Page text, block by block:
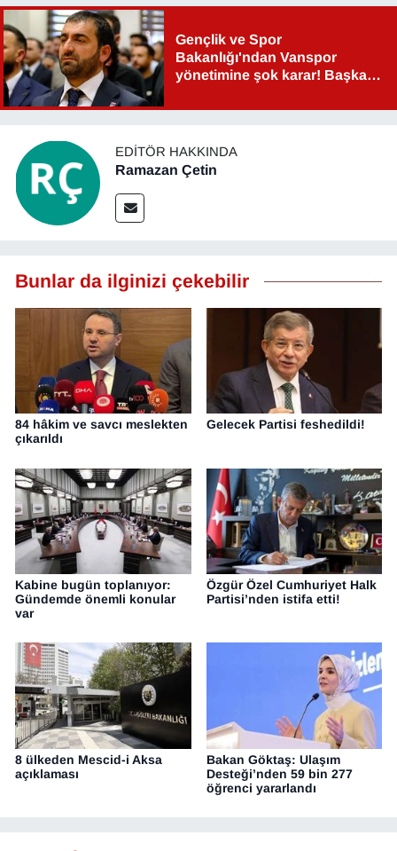
Gençlik ve Spor
Bakanlığı'ndan Vanspor
yönetimine şok karar! Başkan
EDITÖR HAKKINDA
Ramazan Çetin
Bunlar da ilginizi çekebilir
84 hâkim ve savcı meslekten
çıkarıldı
Gelecek Partisi feshedildi!
Kabine bugün toplanıyor:
Gündemde önemli konular
var
Özgür Özel Cumhuriyet Halk
Partisi’nden istifa etti!
8 ülkeden Mescid-i Aksa
açıklaması
Bakan Göktaş: Ulaşım
Desteği’nden 59 bin 277
öğrenci yararlandı
YAŞAM
YEREL